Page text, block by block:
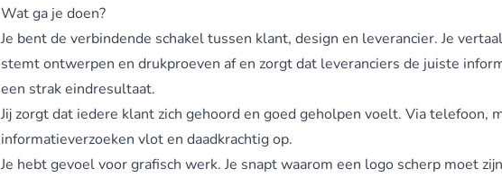
Wat ga je doen?
Je bent de verbindende schakel tussen klant, design en leverancier. Je
stemt ontwerpen en drukproeven af en zorgt dat leveranciers de juiste
een strak eindresultaat.
Jij zorgt dat iedere klant zich gehoord en goed geholpen voelt. Via telefoon,
informatieverzoeken vlot en daadkrachtig op.
Je hebt gevoel voor grafisch werk. Je snapt waarom een logo scherp moet